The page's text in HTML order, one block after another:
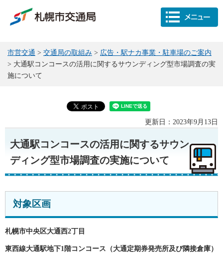
市営交通 > 交通局の取組み > 広告・駅ナカ事業・駐車場のご案内
> 大通駅コンコースの活用に関するサウンディング型市場調査の実
施について
更新日：2023年9月13日
大通駅コンコースの活用に関するサウン
ディング型市場調査の実施について
対象区画
札幌市中央区大通西2丁目
東西線大通駅地下1階コンコース（大通定期券発売所及び隣接倉庫）